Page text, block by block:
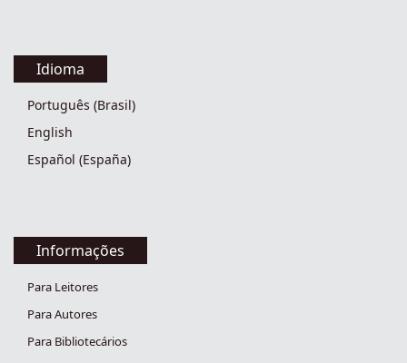
Idioma
Português (Brasil)
English
Español (España)
Informações
Para Leitores
Para Autores
Para Bibliotecários